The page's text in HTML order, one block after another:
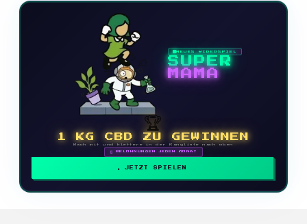
NEUES VIDEOSPIEL
SUPER
MAMA
🏆
1 KG CBD ZU GEWINNEN
Mach mit und klettere in der Rangliste nach oben
🗓 BELOHNUNGEN JEDEN MONAT
JETZT SPIELEN